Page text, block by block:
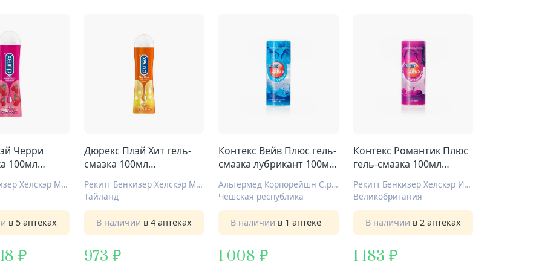
Черри
100мл
Рекитт Бенкизер Хелскэр Мануфэкчуринг Лтд
в 5 аптеках
Дюрекс Плэй Хит гель-
смазка 100мл
Рекитт Бенкизер Хелскэр Мануфэкчуринг Лтд
Тайланд
В наличии в 4 аптеках
973
Контекс Вейв Плюс гель-
смазка лубрикант 100мл
Альтермед Корпорейшн С.р.О
Чешская республика
В наличии в 1 аптеке
1 008
Контекс Романтик Плюс
гель-смазка 100мл
Рекитт Бенкизер Хелскэр Интернешнл Лтд
Великобритания
В наличии в 2 аптеках
1 183